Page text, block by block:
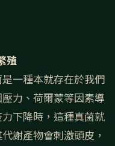
殖
一種本就存在於我們
力、荷爾蒙等因素導
下降時，這種真菌就
謝產物會刺激頭皮，